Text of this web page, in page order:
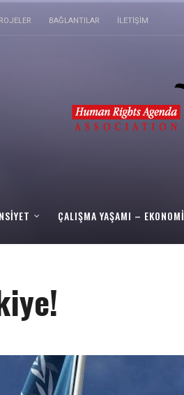
BAĞLANTILAR İLETIŞIM
ÇALIŞMA YAŞAMI – EKONOMI